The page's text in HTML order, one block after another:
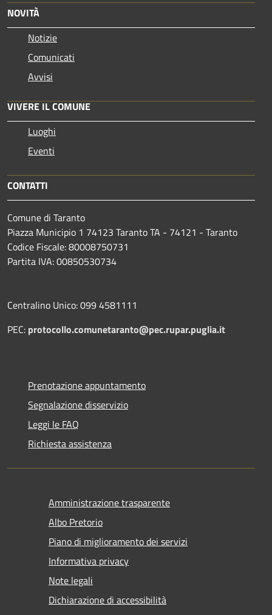
NOVITÀ
Notizie
Comunicati
Avvisi
VIVERE IL COMUNE
Luoghi
Eventi
CONTATTI
Comune di Taranto
Piazza Municipio 1 74123 Taranto TA - 74121 - Taranto
Codice Fiscale: 80008750731
Partita IVA: 00850530734
Centralino Unico: 099 4581111
PEC: protocollo.comunetaranto@pec.rupar.puglia.it
Prenotazione appuntamento
Segnalazione disservizio
Leggi le FAQ
Richiesta assistenza
Amministrazione trasparente
Albo Pretorio
Piano di miglioramento dei servizi
Informativa privacy
Note legali
Dichiarazione di accessibilità